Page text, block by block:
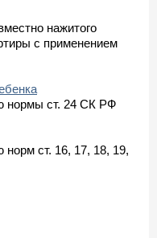
нажитого
с применением
нормы ст. 24 СК РФ
ст. 16, 17, 18, 19,